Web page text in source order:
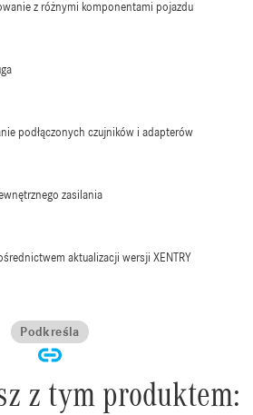
z różnymi komponentami pojazdu
podłączonych czujników i adapterów
zasilania
aktualizacji wersji XENTRY
Podkreśla
z tym produktem: